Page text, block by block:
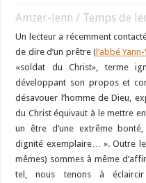
Amzer-lenn / Temps de
Un lecteur a récemment
de dire d’un prêtre (l’abbé
«soldat du Christ», terme
développant son propos et
désavouer l’homme de Dieu,
du Christ équivaut à le mettre
un être d’une extrême bonté,
dignité exemplaire… ». Outre le
mêmes) sommes à même
tel, nous tenons à